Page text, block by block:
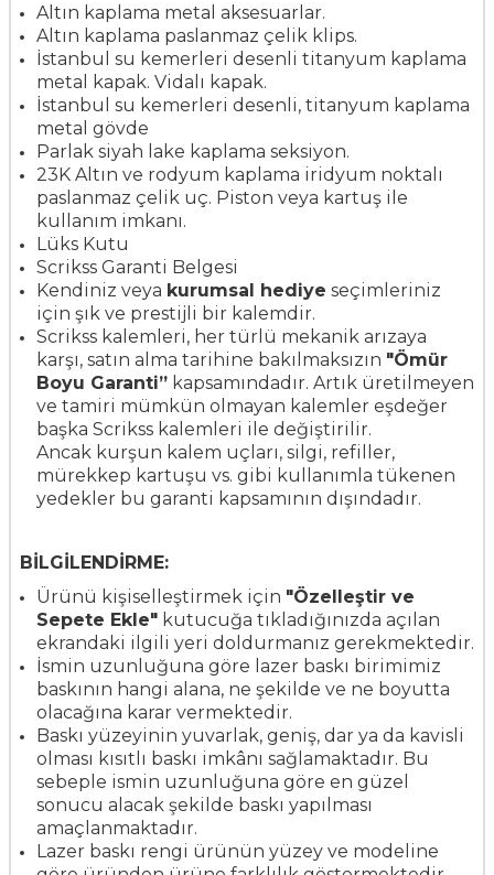
Altın kaplama metal aksesuarlar.
Altın kaplama paslanmaz çelik klips.
İstanbul su kemerleri desenli titanyum kaplama
metal kapak. Vidalı kapak.
İstanbul su kemerleri desenli, titanyum kaplama
metal gövde
Parlak siyah lake kaplama seksiyon.
23K Altın ve rodyum kaplama iridyum noktalı
paslanmaz çelik uç. Piston veya kartuş ile
kullanım imkanı.
Lüks Kutu
Scrikss Garanti Belgesi
Kendiniz veya kurumsal hediye seçimleriniz
için şık ve prestijli bir kalemdir.
Scrikss kalemleri, her türlü mekanik arızaya
karşı, satın alma tarihine bakılmaksızın "Ömür
Boyu Garanti” kapsamındadır. Artık üretilmeyen
ve tamiri mümkün olmayan kalemler eşdeğer
başka Scrikss kalemleri ile değiştirilir.
Ancak kurşun kalem uçları, silgi, refiller,
mürekkep kartuşu vs. gibi kullanımla tükenen
yedekler bu garanti kapsamının dışındadır.
BİLGİLENDİRME:
Ürünü kişiselleştirmek için "Özelleştir ve
Sepete Ekle" kutucuğa tıkladığınızda açılan
ekrandaki ilgili yeri doldurmanız gerekmektedir.
İsmin uzunluğuna göre lazer baskı birimimiz
baskının hangi alana, ne şekilde ve ne boyutta
olacağına karar vermektedir.
Baskı yüzeyinin yuvarlak, geniş, dar ya da kavisli
olması kısıtlı baskı imkânı sağlamaktadır. Bu
sebeple ismin uzunluğuna göre en güzel
sonucu alacak şekilde baskı yapılması
amaçlanmaktadır.
Lazer baskı rengi ürünün yüzey ve modeline